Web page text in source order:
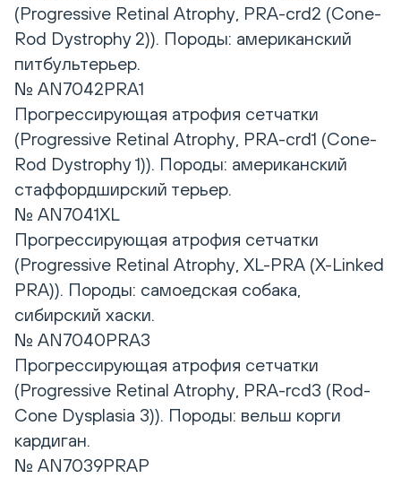
(Progressive Retinal Atrophy, PRA-crd2 (Cоne-
Rod Dystrophy 2)). Породы: американский
питбультерьер.
№ AN7042PRA1
Прогрессирующая атрофия сетчатки
(Progressive Retinal Atrophy, PRA-crd1 (Cоne-
Rod Dystrophy 1)). Породы: американский
стаффордширский терьер.
№ AN7041XL
Прогрессирующая атрофия сетчатки
(Progressive Retinal Atrophy, XL-PRA (X-Linked
PRA)). Породы: самоедская собака,
сибирский хаски.
№ AN7040PRA3
Прогрессирующая атрофия сетчатки
(Progressive Retinal Atrophy, PRA-rcd3 (Rod-
Cone Dysplasia 3)). Породы: вельш корги
кардиган.
№ AN7039PRAP